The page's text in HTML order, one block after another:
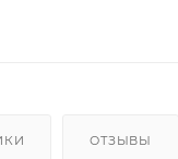
ОТЗЫВЫ